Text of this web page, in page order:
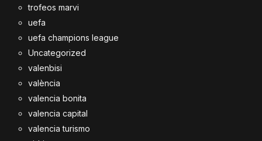
trofeos marvi
uefa
uefa champions league
Uncategorized
valenbisi
valència
valencia bonita
valencia capital
valencia turismo